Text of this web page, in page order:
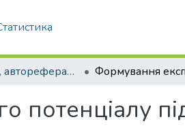
Дисертації, автореферати дисертацій